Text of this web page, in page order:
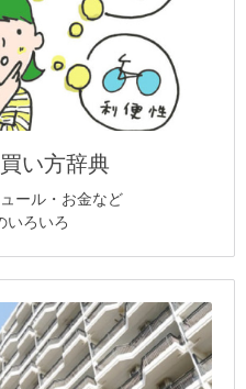
い方辞典
ール・お金など
いろいろ